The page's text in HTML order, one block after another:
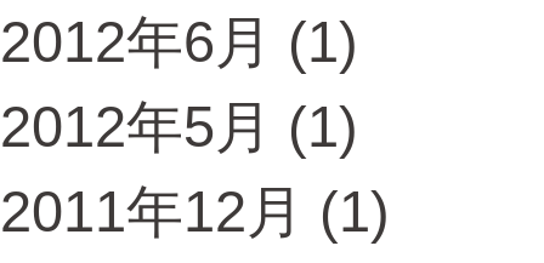
2012年6月 (1)
2012年5月 (1)
2011年12月 (1)